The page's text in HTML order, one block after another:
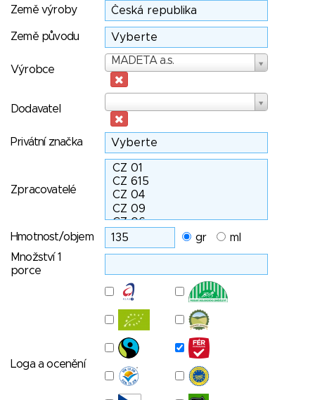
Země výroby
Země původu
Výrobce
MADETA a.s.
Výrobce
Dodavatel
Privátní značka
Zpracovatelé
Hmotnost/objem gr
ml
Množství 1
porce
Loga a ocenění